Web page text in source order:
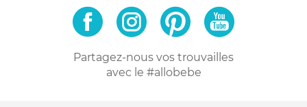
Partagez-nous vos trouvailles
avec le #allobebe